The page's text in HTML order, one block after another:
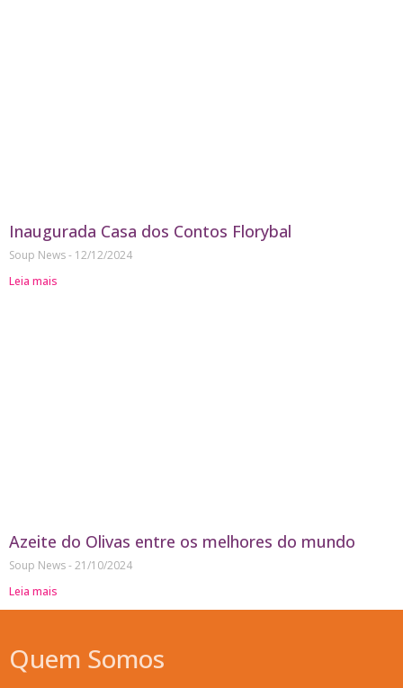
Inaugurada Casa dos Contos Florybal
Soup News
12/12/2024
Leia mais
Azeite do Olivas entre os melhores do mundo
Soup News 21/10/2024
Leia mais
Quem Somos